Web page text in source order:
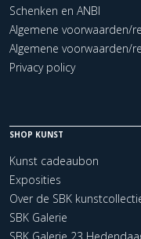
Schenken en ANBI
Algemene voorwaarden/
Algemene voorwaarden/
Privacy policy
SHOP KUNST
Kunst cadeaubon
Exposities
Over de SBK
SBK Galerie